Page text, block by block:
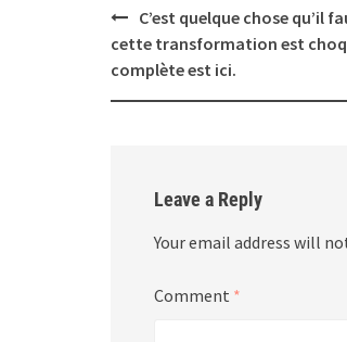
Post
navigation
C’est quelque chose qu’il
cette transformation est
complète est ici.
Leave a Reply
Your email address will
Comment *